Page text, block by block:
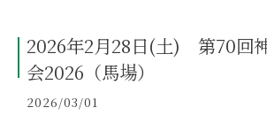
2026年2月28日(土) 第70回
会2026（馬場）
2026/03/01